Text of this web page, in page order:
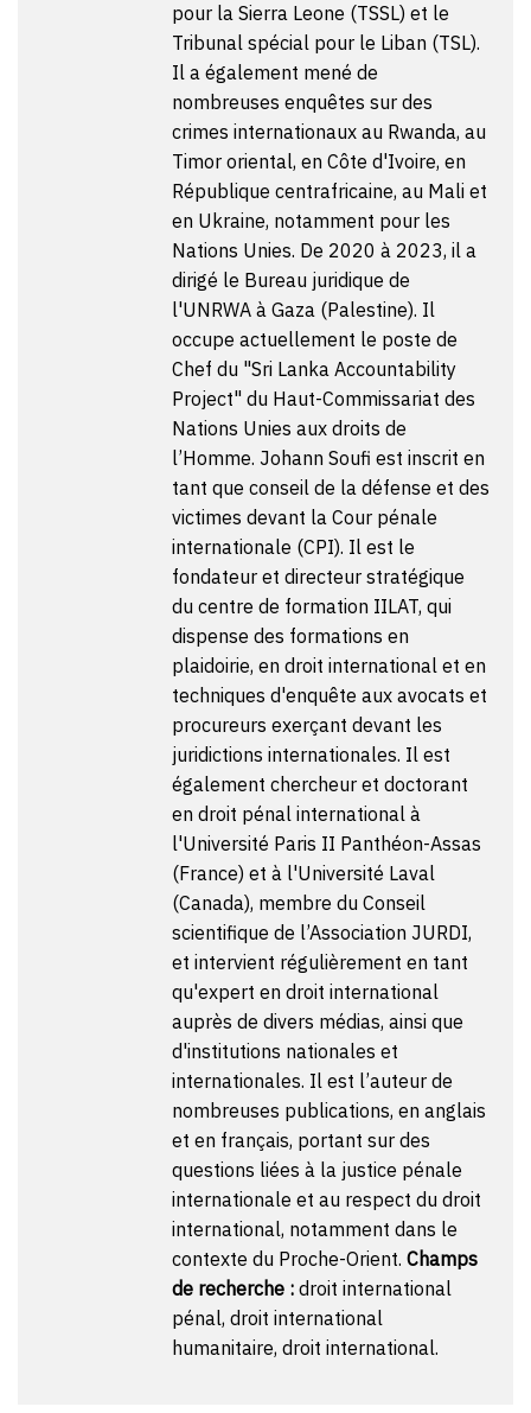
pour la Sierra Leone (TSSL) et le
Tribunal spécial pour le Liban (TSL).
Il a également mené de
nombreuses enquêtes sur des
crimes internationaux au Rwanda, au
Timor oriental, en Côte d'Ivoire, en
République centrafricaine, au Mali et
en Ukraine, notamment pour les
Nations Unies. De 2020 à 2023, il a
dirigé le Bureau juridique de
l'UNRWA à Gaza (Palestine). Il
occupe actuellement le poste de
Chef du "Sri Lanka Accountability
Project" du Haut-Commissariat des
Nations Unies aux droits de
l’Homme. Johann Soufi est inscrit en
tant que conseil de la défense et des
victimes devant la Cour pénale
internationale (CPI). Il est le
fondateur et directeur stratégique
du centre de formation IILAT, qui
dispense des formations en
plaidoirie, en droit international et en
techniques d'enquête aux avocats et
procureurs exerçant devant les
juridictions internationales. Il est
également chercheur et doctorant
en droit pénal international à
l'Université Paris II Panthéon-Assas
(France) et à l'Université Laval
(Canada), membre du Conseil
scientifique de l’Association JURDI,
et intervient régulièrement en tant
qu'expert en droit international
auprès de divers médias, ainsi que
d'institutions nationales et
internationales. Il est l’auteur de
nombreuses publications, en anglais
et en français, portant sur des
questions liées à la justice pénale
internationale et au respect du droit
international, notamment dans le
contexte du Proche-Orient. Champs
de recherche :droit international
pénal, droit international
humanitaire, droit international.